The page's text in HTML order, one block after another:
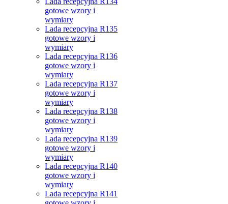
gotowe wzory i
wymiary
Lada recepcyjna R135
gotowe wzory i
wymiary
Lada recepcyjna R136
gotowe wzory i
wymiary
Lada recepcyjna R137
gotowe wzory i
wymiary
Lada recepcyjna R138
gotowe wzory i
wymiary
Lada recepcyjna R139
gotowe wzory i
wymiary
Lada recepcyjna R140
gotowe wzory i
wymiary
Lada recepcyjna R141